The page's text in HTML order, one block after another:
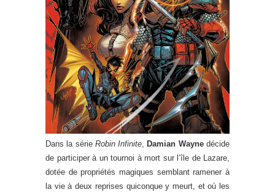
Dans la série Robin Infinite, Damian Waynedécide
de participer à un tournoi à mort sur l’île de Lazare,
dotée de propriétés magiques semblant ramener à
la vie à deux reprises quiconque y meurt, et où les